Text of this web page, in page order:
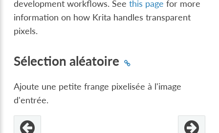
development workflows. Seethis page for more
information on how Krita handles transparent
pixels.
Sélection aléatoire
Ajoute une petite frange pixelisée à l'image
d'entrée.